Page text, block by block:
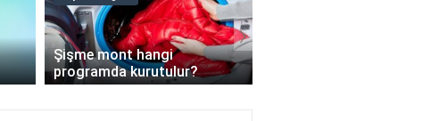
Şişme mont hangi
programda kurutulur?
›